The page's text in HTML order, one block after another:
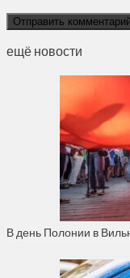
ещё новости
В день Полонии в